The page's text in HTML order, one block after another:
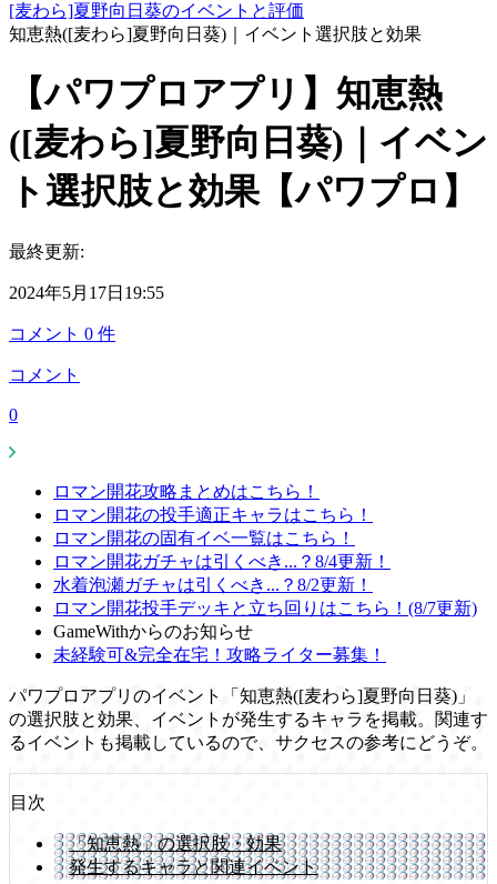
[麦わら]夏野向日葵のイベントと評価
知恵熱([麦わら]夏野向日葵)｜イベント選択肢と効果
【パワプロアプリ】知恵熱
([麦わら]夏野向日葵)｜イベン
ト選択肢と効果【パワプロ】
最終更新:
2024年5月17日19:55
コメント 0 件
コメント
0
ロマン開花攻略まとめはこちら！
ロマン開花の投手適正キャラはこちら！
ロマン開花の固有イベ一覧はこちら！
ロマン開花ガチャは引くべき...？8/4更新！
水着泡瀬ガチャは引くべき...？8/2更新！
ロマン開花投手デッキと立ち回りはこちら！(8/7更新)
GameWithからのお知らせ
未経験可&完全在宅！攻略ライター募集！
パワプロアプリのイベント「知恵熱([麦わら]夏野向日葵)」
の選択肢と効果、イベントが発生するキャラを掲載。関連す
るイベントも掲載しているので、サクセスの参考にどうぞ。
目次
「知恵熱」の選択肢・効果
発生するキャラと関連イベント